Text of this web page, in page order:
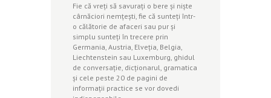
Fie că vreţi să savuraţi o bere şi nişte
cârnăciori nemţeşti, fie că sunteţi într-
o călătorie de afaceri sau pur şi
simplu sunteți în trecere prin
Germania, Austria, Elveţia, Belgia,
Liechtenstein sau Luxemburg, ghidul
de conversaţie, dicţionarul, gramatica
şi cele peste 20 de pagini de
informaţii practice se vor dovedi